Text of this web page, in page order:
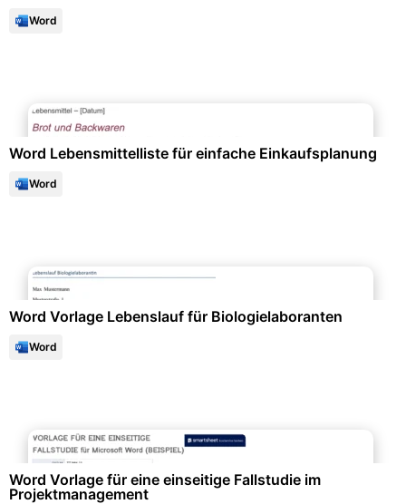
Word
Word Lebensmittelliste für einfache Einkaufsplanung
Word
Word Vorlage Lebenslauf für Biologielaboranten
Word
Word Vorlage für eine einseitige Fallstudie im
Projektmanagement